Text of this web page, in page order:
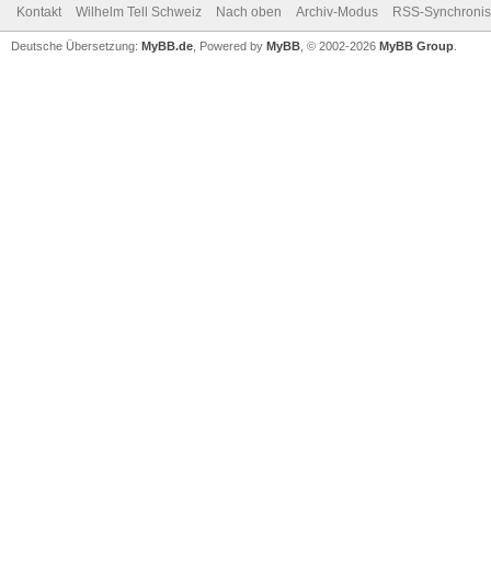
Kontakt Wilhelm Tell Schweiz Nach oben Archiv-Modus RSS-
Deutsche Übersetzung: MyBB.de , Powered by MyBB , © 2002-2026 MyBB Group